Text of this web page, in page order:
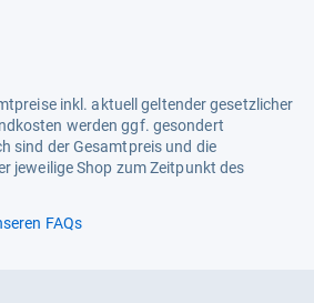
inkl. aktuell geltender gesetzlicher
werden ggf. gesondert
sind der Gesamtpreis und die
jeweilige Shop zum Zeitpunkt des
FAQs